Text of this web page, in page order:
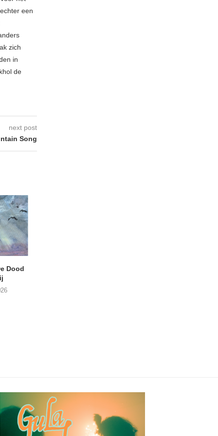
een
zich
in
de
next post
Song
Dood